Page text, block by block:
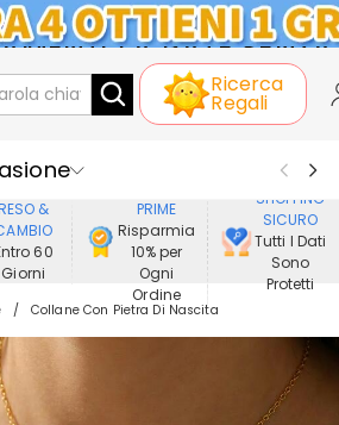
A RATE SENZA
INTERESSI
Ricerca
Regali
Seller
Nuovi
&
60
Giorni
PRIME
Risparmia
10% per
Ogni
Ordine
SHOPPING
SICURO
Tutti I Dati
Sono
Protetti
Collane Con Pietra Di Nascita